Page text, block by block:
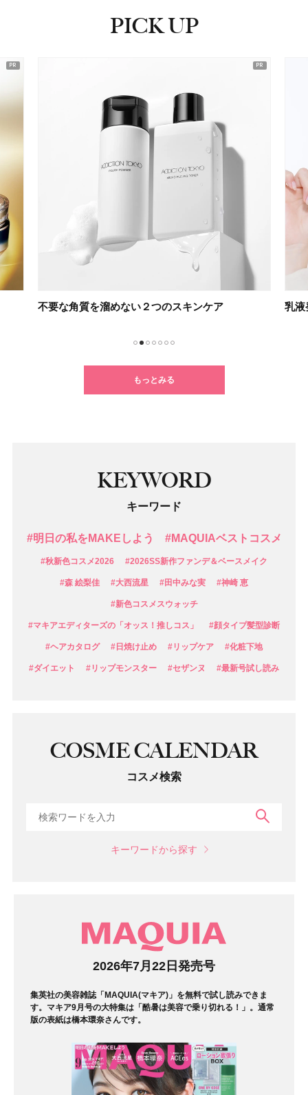
PICK UP
乳液発想のミルク ファンデーション 新し
もっとみる
KEYWORD
キーワード
#明日の私をMAKEしよう #MAQUIAベストコスメ
#秋新色コスメ2026 #2026SS新作ファンデ＆ベースメイク
#森 絵梨佳 #大西流星 #田中みな実 #神崎 恵
#新色コスメスウォッチ
#マキアエディターズの「オッス！推しコス」 #顔タイプ髪型診断
#ヘアカタログ #日焼け止め #リップケア #化粧下地
#ダイエット #リップモンスター #セザンヌ #最新号試し読み
COSME CALENDAR
コスメ検索
キーワードから探す
2026年7月22日発売号
集英社の美容雑誌「MAQUIA(マキア)」を無料で試し読みできま
す。マキア9月号の大特集は「酷暑は美容で乗り切れる！」。通常
版の表紙は橋本環奈さんです。